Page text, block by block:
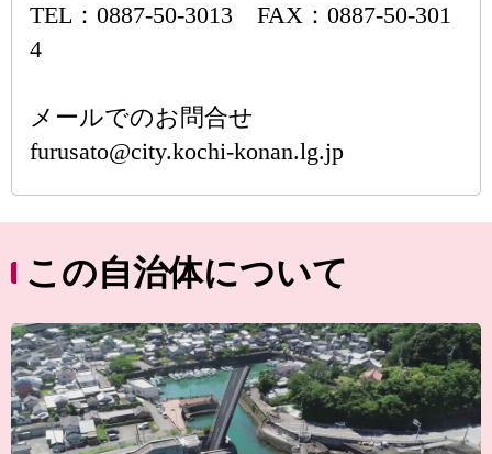
TEL：0887-50-3013 FAX：0887-50-301
4
メールでのお問合せ
furusato@city.kochi-konan.lg.jp
この自治体について